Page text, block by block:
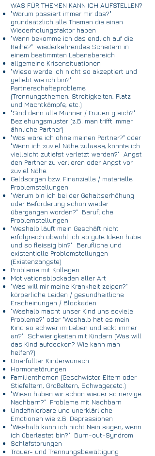
WAS FÜR THEMEN KANN ICH AUFSTELLEN?
"Warum passiert immer mir das?"
grundsätzlich alle Themen die einen
Wiederholungsfaktor haben
"Wann bekomme ich das endlich auf die
Reihe?" wiederkehrendes Scheitern in
einem bestimmten Lebensbereich
allgemeine Krisensituationen
"Wieso werde ich nicht so akzeptiert und
geliebt wie ich bin?"
Partnerschaftsprobleme
(Trennungsthemen, Streitigkeiten, Platz-
und Machtkämpfe, etc.)
"Sind denn alle Männer / Frauen gleich?"
Beziehungsmuster (z.B. man trifft immer
ähnliche Partner)
"Was wäre ich ohne meinen Partner?" oder
"Wenn ich zuviel Nähe zulasse, könnte ich
vielleicht zutiefst verletzt werden?" Angst
den Partner zu verlieren oder Angst vor
zuviel Nähe
Geldsorgen bzw. Finanzielle / materielle
Problemstellungen
"Warum bin ich bei der Gehaltserhöhung
oder Beförderung schon wieder
übergangen worden?" Berufliche
Problemstellungen
"Weshalb läuft mein Geschäft nicht
erfolgreich obwohl ich so gute Ideen habe
und so fleissig bin?" Berufliche und
existentielle Problemstellungen
(Existenzängste)
Probleme mit Kollegen
Motivationsblockaden aller Art
"Was will mir meine Krankheit zeigen?"
körperliche Leiden / gesundheitliche
Erscheinungen / Blockaden
"Weshalb macht unser Kind uns soviele
Probleme?" oder "Weshalb hat es mein
Kind so schwer im Leben und eckt immer
an?" Schwierigkeiten mit Kindern (Was will
das Kind aufdecken? Wie kann man
helfen?)
Unerfüllter Kinderwunsch
Hormonstörungen
Familienthemen (Geschwister, Eltern oder
Stiefeltern, Großeltern, Schwager,etc.)
"Wieso haben wir schon wieder so nervige
Nachbarn?" Probleme mit Nachbarn
Undefinierbare und unerklärliche
Emotionen wie z.B. Depressionen
"Weshalb kann ich nicht Nein sagen, wenn
ich überlastet bin?" Burn-out-Syndrom
Schlafstörungen
Trauer- und Trennungsbewältigung